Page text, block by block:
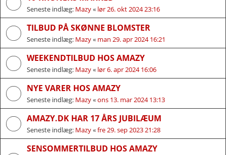
Seneste indlæg: Mazy« lør 26. okt 2024 23:16
TILBUD PÅ SKØNNE BLOMSTER
Seneste indlæg: Mazy« man 29. apr 2024 16:21
WEEKENDTILBUD HOS AMAZY
Seneste indlæg: Mazy« lør 6. apr 2024 16:06
NYE VARER HOS AMAZY
Seneste indlæg: Mazy«ons 13. mar 2024 13:13
AMAZY.DK HAR 17 ÅRS JUBILÆUM
Seneste indlæg: Mazy«fre 29. sep 2023 21:28
SENSOMMERTILBUD HOS AMAZY